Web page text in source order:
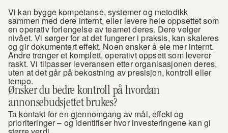
Vi kan bygge kompetanse, systemer og metodikk
sammen med dere internt, eller levere hele oppsettet som
en operativ forlengelse av teamet deres. Dere velger
nivået. Vi sørger for at det fungerer i praksis, kan skaleres
og gir dokumentert effekt. Noen ønsker å eie mer internt.
Andre trenger et komplett, operativt oppsett som leverer
raskt. Vi tilpasser leveransen etter organisasjonen deres,
uten at det går på bekostning av presisjon, kontroll eller
tempo.
Ønsker du bedre kontroll på hvordan
annonsebudsjettet brukes?
Ta kontakt for en gjennomgang av mål, effekt og
prioriteringer – og identifiser hvor investeringene kan gi